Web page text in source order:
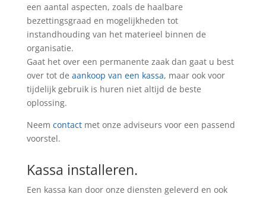
een aantal aspecten, zoals de haalbare
bezettingsgraad en mogelijkheden tot
instandhouding van het materieel binnen de
organisatie.
Gaat het over een permanente zaak dan gaat u best
over tot de aankoop van een kassa, maar ook voor
tijdelijk gebruik is huren niet altijd de beste
oplossing.
Neem contactmet onze adviseurs voor een passend
voorstel.
Kassa installeren.
Een kassa kan door onze diensten geleverd en ook